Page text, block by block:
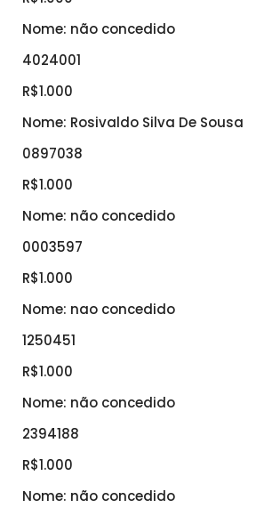
Nome: não concedido
4024001
R$1.000
Nome: Rosivaldo Silva De Sousa
0897038
R$1.000
Nome: não concedido
0003597
R$1.000
Nome: nao concedido
1250451
R$1.000
Nome: não concedido
2394188
R$1.000
Nome: não concedido